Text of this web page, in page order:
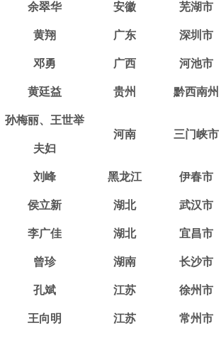
余翠华 安徽 芜湖市
黄翔 广东 深圳市
邓勇 广西 河池市
黄廷益 贵州 黔西南州
孙梅丽、王世举
夫妇
河南 三门峡市
刘峰 黑龙江 伊春市
侯立新 湖北 武汉市
李广佳 湖北 宜昌市
曾珍 湖南 长沙市
孔斌 江苏 徐州市
王向明 江苏 常州市